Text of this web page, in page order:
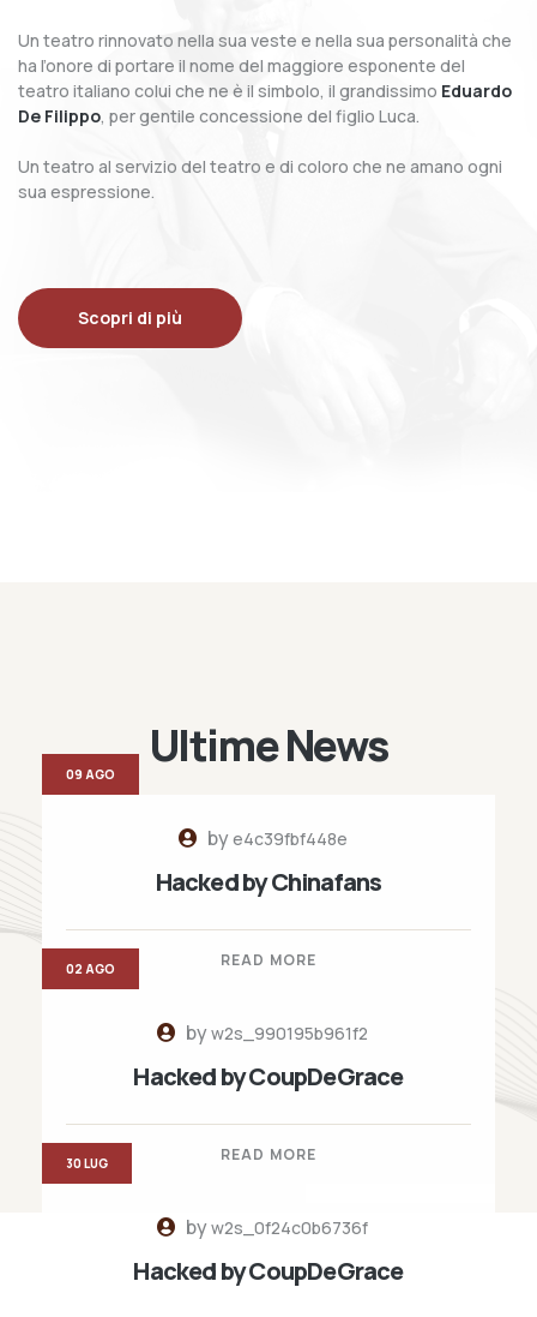
Un teatro rinnovato nella sua veste e nella sua personalità che
ha l’onore di portare il nome del maggiore esponente del
teatro italiano colui che ne è il simbolo, il grandissimo Eduardo
De Filippo, per gentile concessione del figlio Luca.
Un teatro al servizio del teatro e di coloro che ne amano ogni
sua espressione.
Scopri di più
Ultime News
bye4c39fbf448e
Hacked by Chinafans
READ MORE
09 AGO
byw2s_990195b961f2
Hacked by CoupDeGrace
READ MORE
02 AGO
byw2s_0f24c0b6736f
Hacked by CoupDeGrace
30 LUG